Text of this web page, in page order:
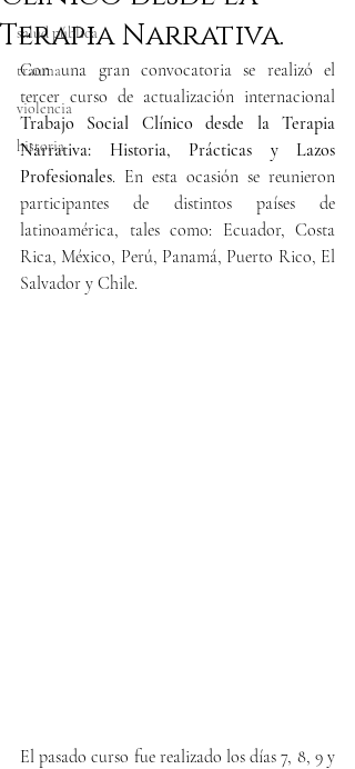
salud pública
trauma
violencia
historia
Terapia Narrativa.
Con una gran convocatoria se realizó el
Trabajo Social Clínico desde la Terapia
Narrativa: Historia, Prácticas y Lazos
Profesionales. En esta ocasión se reunieron
participantes de distintos países de
latinoamérica, tales como: Ecuador, Costa
Rica, México, Perú, Panamá, Puerto Rico, El
Salvador y Chile.
El pasado curso fue realizado los días 7, 8, 9 y